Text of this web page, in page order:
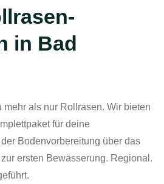
in Bad
mehr als nur Rollrasen. Wir bieten
für deine
Bodenvorbereitung über das
ersten Bewässerung. Regional.